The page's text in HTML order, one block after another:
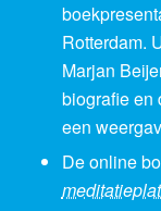
Rotterdam.
Marjan
biografie en
een
De online